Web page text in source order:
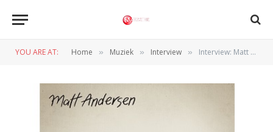
YOU ARE AT: Home » Muziek » Interview » Interview: Matt Andersen